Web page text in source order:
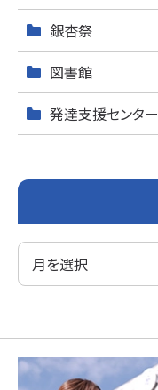
銀杏祭
図書館
発達支援センター